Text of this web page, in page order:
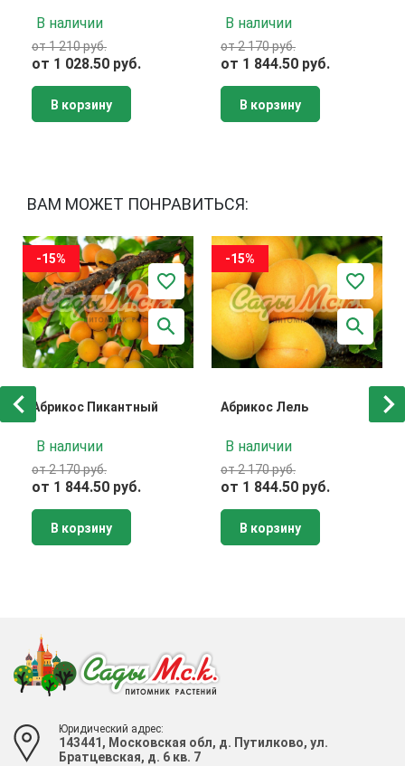
В наличии
от 1 210 руб.
от 1 028.50 руб.
В корзину
В наличии
от 2 170 руб.
от 1 844.50 руб.
В корзину
ВАМ МОЖЕТ ПОНРАВИТЬСЯ:
-15%
Абрикос Пикантный
В наличии
от 2 170 руб.
от 1 844.50 руб.
В корзину
-15%
Абрикос Лель
В наличии
от 2 170 руб.
от 1 844.50 руб.
В корзину
Юридический адрес:
143441, Московская обл, д. Путилково, ул.
Братцевская, д. 6 кв. 7